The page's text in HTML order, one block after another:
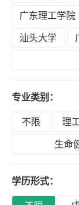
广东理工学院
汕头大学
专业类别：
不限
理
生命
学历形式：